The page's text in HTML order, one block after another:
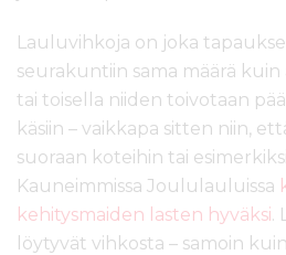
Lauluvihkoja on joka
seurakuntiin sama määrä
tai toisella niiden toivotaan
käsiin – vaikkapa sitten niin,
suoraan koteihin tai
Kauneimmissa Joululauluissa
kehitysmaiden lasten hyväksi.
löytyvät vihkosta – samoin